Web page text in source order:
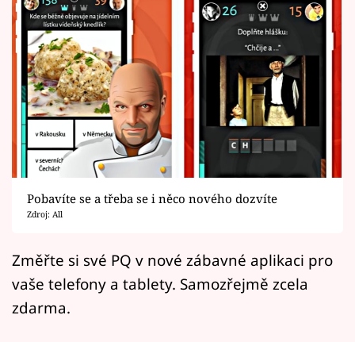
Celebrity
Vztahy
Seriály
Horoskopy
Sledujte prima+
Filmový festival Karlovy Vary
Mámy sobě
Pobavíte se a třeba se i něco nového dozvíte
Zdroj: All
Změřte si své PQ v nové zábavné aplikaci pro
vaše telefony a tablety. Samozřejmě zcela
zdarma.